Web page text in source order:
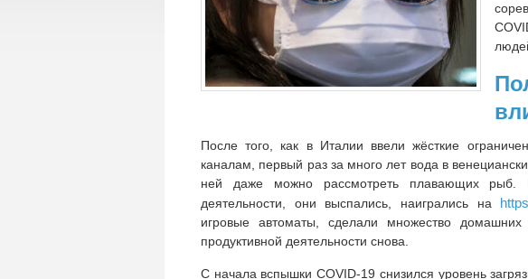
После того, как в Италии ввели жёсткие
каналам, первый раз за много лет вода в
ней даже можно рассмотреть плавающих рыб.
деятельности, они выспались, наигрались на
игровые автоматы, сделали множество
продуктивной деятельности снова.
С начала вспышки COVID-19 снизился уровень